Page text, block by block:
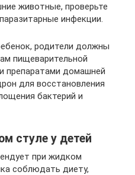
животные, проверьте
инфекции.
родители должны
пищеварительной
препаратами домашней
для восстановления
бактерий и
стуле у детей
при жидком
соблюдать диету,